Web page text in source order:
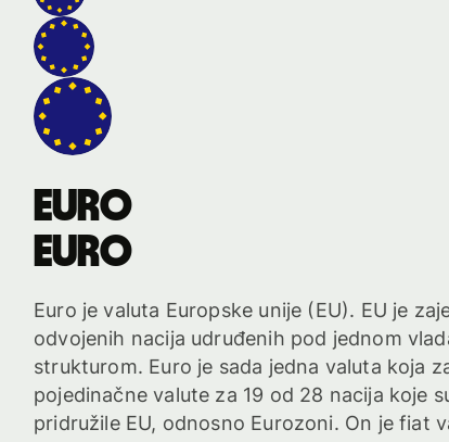
euro
euro
Euro je valuta Europske unije (EU). EU je
odvojenih nacija udruđenih pod jednom
strukturom. Euro je sada jedna valuta koja
pojedinačne valute za 19 od 28 nacija koje
pridružile EU, odnosno Eurozoni. On je fiat